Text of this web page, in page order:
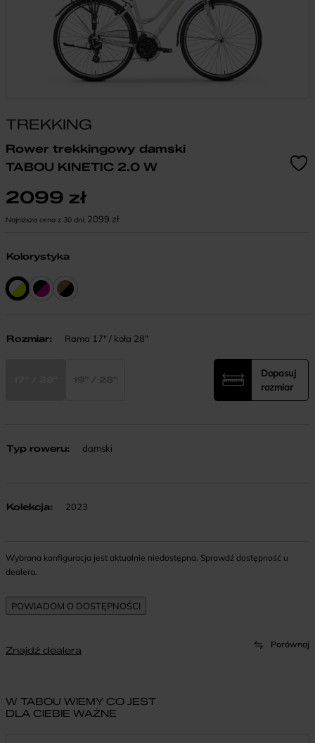
TREKKING
Rower trekkingowy damski
TABOU KINETIC 2.0 W
2099 zł
Najniższa cena z 30 dni: 2099 zł
Kolorystyka
Rozmiar: Rama 17" / koła 28"
Dopasuj
rozmiar
Typ roweru: damski
Kolekcja: 2023
Wybrana konfiguracja jest aktualnie niedostępna. Sprawdź dostępność u
dealera.
Porównaj
Znajdź dealera
W TABOU WIEMY CO JEST
DLA CIEBIE WAŻNE